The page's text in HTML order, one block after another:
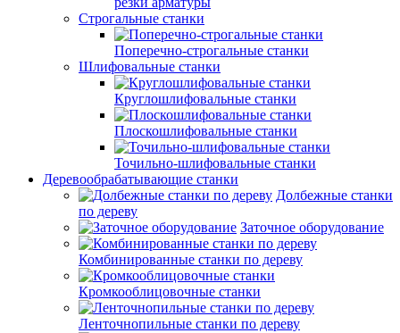
Строгальные станки
Поперечно-строгальные станки
Шлифовальные станки
Круглошлифовальные станки
Плоскошлифовальные станки
Точильно-шлифовальные станки
Деревообрабатывающие станки
Долбежные станки
по дереву
Заточное оборудование
Комбинированные станки по дереву
Кромкооблицовочные станки
Ленточнопильные станки по дереву